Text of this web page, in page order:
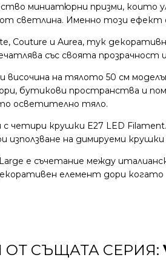
миниатюрни призми, които
светлина. Именно този
Couture и Aurea, тук
със своята
височина на тялото 50 см
бутикови пространства и
осветително тяло.
четири крушки E27 LED
използване на димируеми
Large е съчетание между
елемент дори когато
ОТ СЪЩАТА СЕРИЯ: